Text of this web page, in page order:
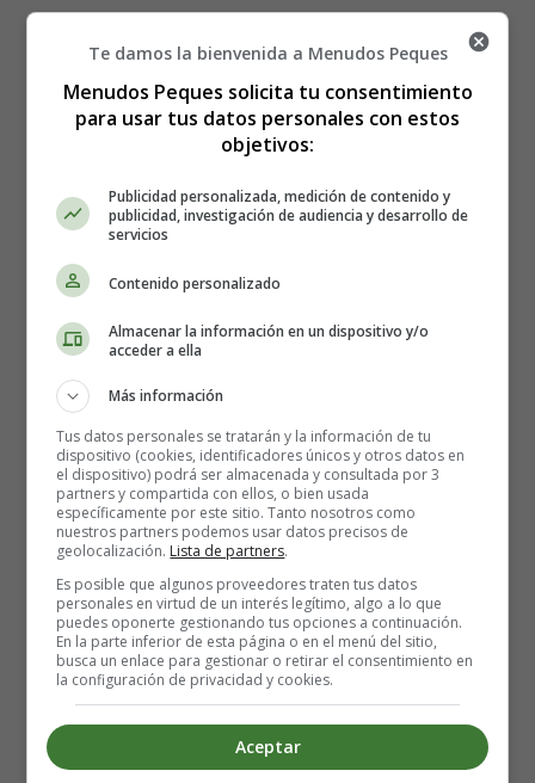
Sesión de fotos
Evidentemente, a medida que la barriga se va
redondeando mes a mes, ¿Qué mejor manera de
inmortalizar este bonito momento que con unas fotos?
Tanto si lo haces sola como con el futuro padre, hijos,
amigos, hermanos, con atrezzo, en el campo o en casa de
un fotógrafo profesional, la sesión de fotos suele ser un
buen momento para compartir. Así podrás guardar tus
fotos en un bonito álbum dedicado a estos 9 meses.
🤰🏻👶🏻🎁 Crea tu ⇒lista de nacimiento
actualízala siempre que quieras. Comparte tu lista
con familiares y
amigos para quepuedan acertar con el regalo que
necesitas.
Diario del embarazo
Te damos la bienvenida a Menudos Peques
Menudos Peques solicita tu consentimiento
para usar tus datos personales con estos
objetivos:
Publicidad personalizada, medición de contenido y
publicidad, investigación de audiencia y desarrollo de
servicios
Contenido personalizado
Almacenar la información en un dispositivo y/o
acceder a ella
Más información
Tus datos personales se tratarán y la información de tu
dispositivo (cookies, identificadores únicos y otros datos en
el dispositivo) podrá ser almacenada y consultada por 3
partners y compartida con ellos, o bien usada
específicamente por este sitio. Tanto nosotros como
nuestros partners podemos usar datos precisos de
geolocalización. Lista de partners.
Es posible que algunos proveedores traten tus datos
personales en virtud de un interés legítimo, algo a lo que
puedes oponerte gestionando tus opciones a continuación.
En la parte inferior de esta página o en el menú del sitio,
busca un enlace para gestionar o retirar el consentimiento en
la configuración de privacidad y cookies.
Aceptar